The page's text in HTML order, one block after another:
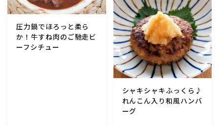
圧力鍋でほろっと柔ら
か！牛すね肉のご馳走ビ
ーフシチュー
シャキシャキふっくら♪
れんこん入り和風ハンバ
ーグ